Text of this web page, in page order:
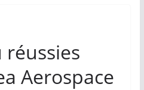
réussies
Aerospace